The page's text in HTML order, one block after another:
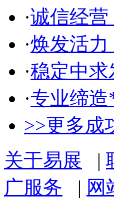
·诚信经
·焕发活
·稳定中求
·专业缔
>>更多成
关于易展 |
广服务 | 网